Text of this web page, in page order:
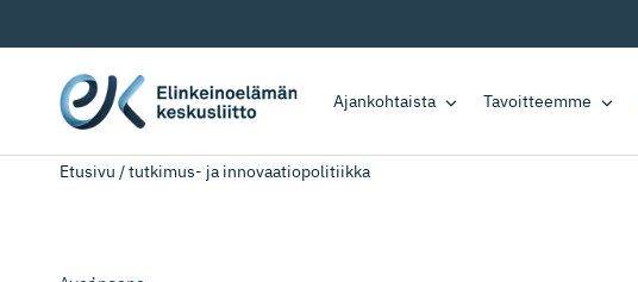
Ajankohtaista Tavoitteemme
Etusivu /tutkimus- ja innovaatiopolitiikka